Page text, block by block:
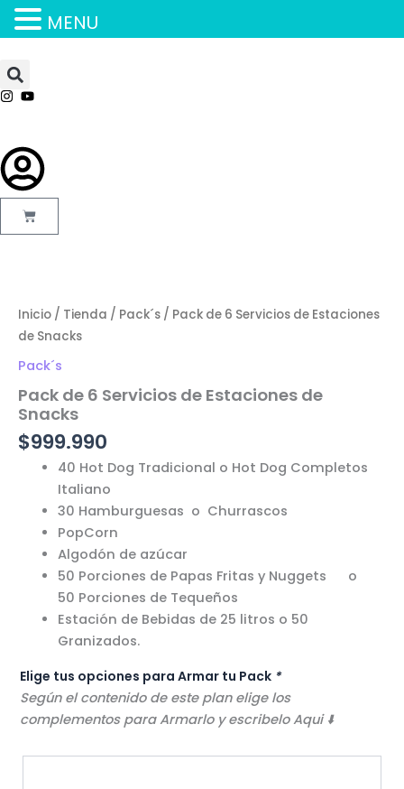
al
contenido
Carrito
Inicio / Tienda / Pack´s / Pack de 6 Servicios de Estaciones
de Snacks
Pack´s
Pack de 6 Servicios de Estaciones de
Snacks
$999.990
40 Hot Dog Tradicional o Hot Dog Completos
Italiano
30 Hamburguesas o Churrascos
PopCorn
Algodón de azúcar
50 Porciones de Papas Fritas y Nuggets o
50 Porciones de Tequeños
Estación de Bebidas de 25 litros o 50
Granizados.
Elige tus opciones para Armar tu Pack *
Según el contenido de este plan elige los
complementos para Armarlo y escribelo Aqui ⬇️
Servicios
de
de
Snacks
cantidad
MENU